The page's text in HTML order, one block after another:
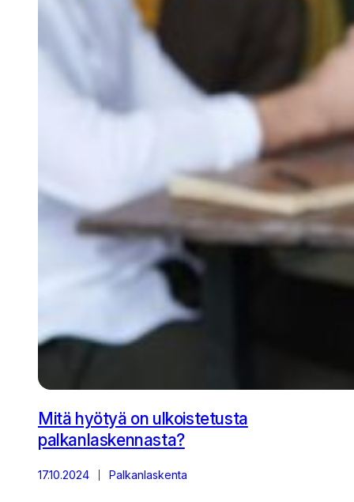
Mitä hyötyä on ulkoistetusta
palkanlaskennasta?
17.10.2024 Palkanlaskenta